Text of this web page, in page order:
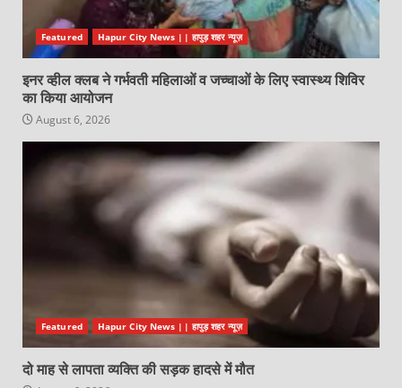
Featured Hapur City News || हापुड़ शहर न्यूज़
इनर व्हील क्लब ने गर्भवती महिलाओं व जच्चाओं के लिए स्वास्थ्य शिविर
का किया आयोजन
August 6, 2026
Featured Hapur City News || हापुड़ शहर न्यूज़
दो माह से लापता व्यक्ति की सड़क हादसे में मौत